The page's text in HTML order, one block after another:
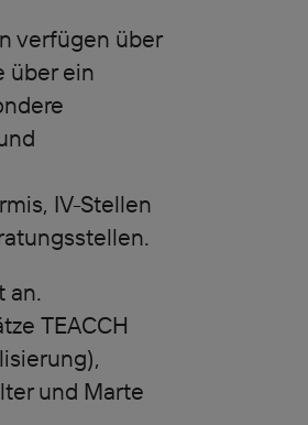
verfügen über
über ein
IV-Stellen
an.
TEACCH
und Marte